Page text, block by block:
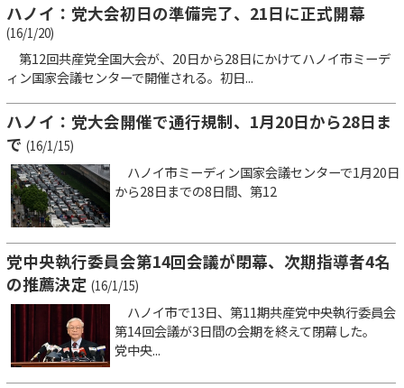
ハノイ：党大会初日の準備完了、21日に正式開幕
(16/1/20)
第12回共産党全国大会が、20日から28日にかけてハノイ市ミーデ
ィン国家会議センターで開催される。初日...
ハノイ：党大会開催で通行規制、1月20日から28日ま
で (16/1/15)
ハノイ市ミーディン国家会議センターで1月20日
から28日までの8日間、第12
党中央執行委員会第14回会議が閉幕、次期指導者4名
の推薦決定 (16/1/15)
ハノイ市で13日、第11期共産党中央執行委員会
第14回会議が3日間の会期を終えて閉幕した。
党中央...